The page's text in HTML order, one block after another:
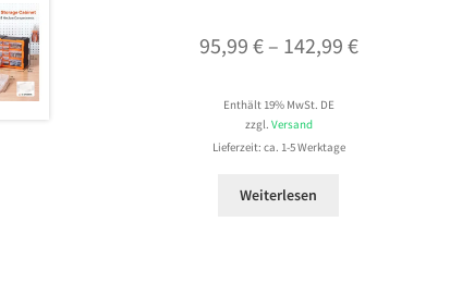
95,99 € – 142,99 €
Enthält 19% MwSt. DE
zzgl. Versand
Lieferzeit: ca. 1-5 Werktage
Weiterlesen